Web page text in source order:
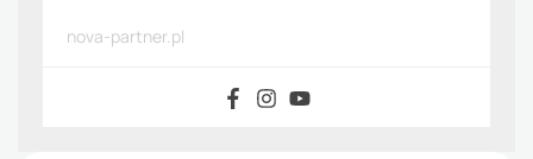
nova-partner.pl